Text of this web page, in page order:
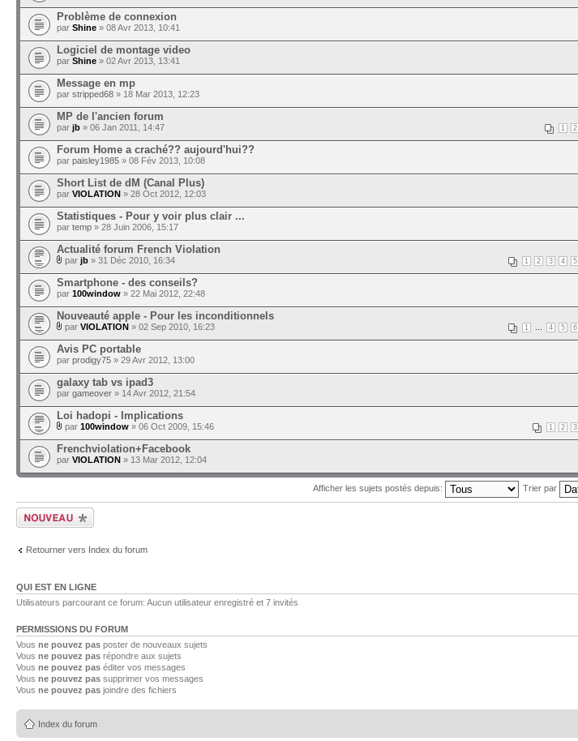
Problème de connexion
par Shine » 08 Avr 2013, 10:41
Logiciel de montage video
par Shine » 02 Avr 2013, 13:41
Message en mp
par stripped68 » 18 Mar 2013, 12:23
MP de l'ancien forum
1 2
par jb » 06 Jan 2011, 14:47
Forum Home a craché?? aujourd'hui??
par paisley1985 » 08 Fév 2013, 10:08
Short List de dM (Canal Plus)
par VIOLATION » 28 Oct 2012, 12:03
Statistiques - Pour y voir plus clair ...
par temp » 28 Juin 2006, 15:17
Actualité forum French Violation
1 2 3 4 5
par jb » 31 Déc 2010, 16:34
Smartphone - des conseils?
par 100window » 22 Mai 2012, 22:48
Nouveauté apple - Pour les inconditionnels
1 4 5 6
par VIOLATION » 02 Sep 2010, 16:23
Avis PC portable
par prodigy75 » 29 Avr 2012, 13:00
galaxy tab vs ipad3
par gameover » 14 Avr 2012, 21:54
Loi hadopi - Implications
1 2 3
par 100window » 06 Oct 2009, 15:46
Frenchviolation+Facebook
par VIOLATION » 13 Mar 2012, 12:04
Afficher les sujets postés depuis: Trier par
Ecrire un nouveau
sujet
Retourner vers Index du forum
QUI EST EN LIGNE
Utilisateurs parcourant ce forum: Aucun utilisateur enregistré et 7 invités
PERMISSIONS DU FORUM
Vous ne pouvez pas poster de nouveaux sujets
Vous ne pouvez pas répondre aux sujets
Vous ne pouvez pas éditer vos messages
Vous ne pouvez pas supprimer vos messages
Vous ne pouvez pas joindre des fichiers
Index du forum